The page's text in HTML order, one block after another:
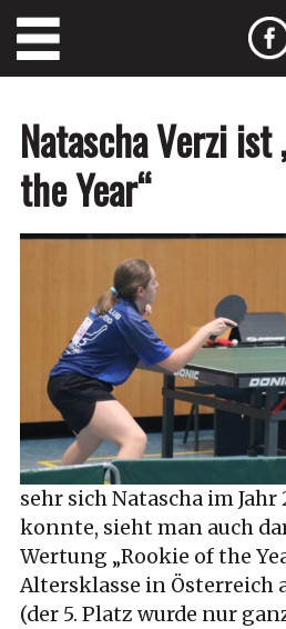
Natascha Verzi ist
the Year“
sehr sich Natascha im Jahr
konnte, sieht man auch
Wertung „Rookie of the
Altersklasse in Österreich
(der 5. Platz wurde nur